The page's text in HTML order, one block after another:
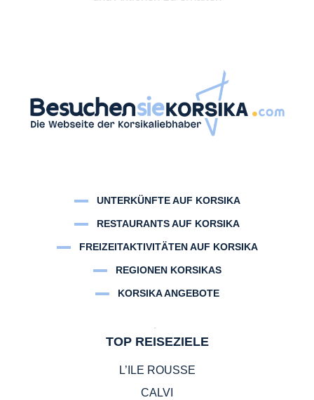
UNTERKÜNFTE AUF KORSIKA
RESTAURANTS AUF KORSIKA
FREIZEITAKTIVITÄTEN AUF KORSIKA
REGIONEN KORSIKAS
KORSIKA ANGEBOTE
TOP REISEZIELE
L’ILE ROUSSE
CALVI